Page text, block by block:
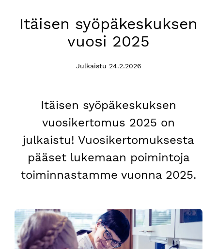
Itäisen syöpäkeskuksen
vuosi 2025
Julkaistu 24.2.2026
Itäisen syöpäkeskuksen
vuosikertomus 2025 on
julkaistu! Vuosikertomuksesta
pääset lukemaan poimintoja
toiminnastamme vuonna 2025.